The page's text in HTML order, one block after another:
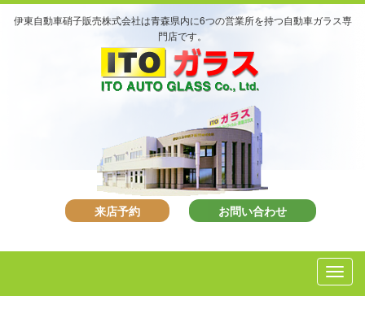
伊東自動車硝子販売株式会社は青森県内に6つの営業所を持つ自動車ガラス専
門店です。
来店予約 お問い合わせ